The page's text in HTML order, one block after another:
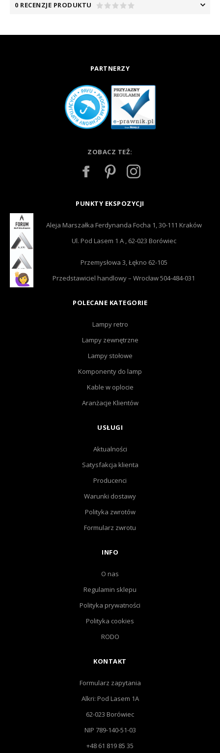
0 RECENZJE PRODUKTU
PARTNERZY
ZOBACZ TEŻ:
PUNKTY EKSPOZYCJI
Aleja Marszałka Ferdynanda Focha 1, 30-111 Kraków
Ul. Pod Lasem 1 A , 62-023 Borówiec
Przemysłowa 3, Łękno 62-105
Przedstawiciel handlowy – Wrocław 504-484-031
POLECANE KATEGORIE
Lampy retro
Lampy zewnętrzne
Lampy stołowe
Komponenty do lamp
Kable w oplocie
Aranżacje Klientów
USŁUGI
Aktualności
Satysfakcja klienta
Producenci
Warunki dostawy
Polityka zwrotów
Formularz zwrotu
INFO
O nas
Regulamin sklepu
Polityka prywatności
Polityka cookies
RODO
KONTAKT
Formularz zapytania
Alkri: Pod Lasem 1A
62-023 Borówiec
NIP 789-140-51-03
+48 61 819 85 35